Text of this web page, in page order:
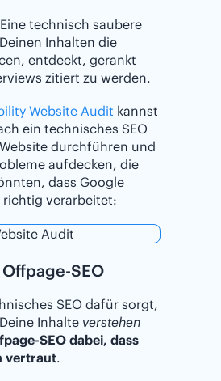
technisch saubere
Inhalten die
entdeckt, gerankt
zitiert zu werden.
Website Audit kannst
ein technisches SEO
durchführen und
aufdecken, die
dass Google
richtig verarbeitet:
SEO
SEO dafür sorgt,
Inhalte verstehen
SEO dabei, dass
vertraut.